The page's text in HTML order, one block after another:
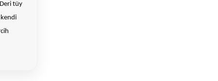
tüy
kendi